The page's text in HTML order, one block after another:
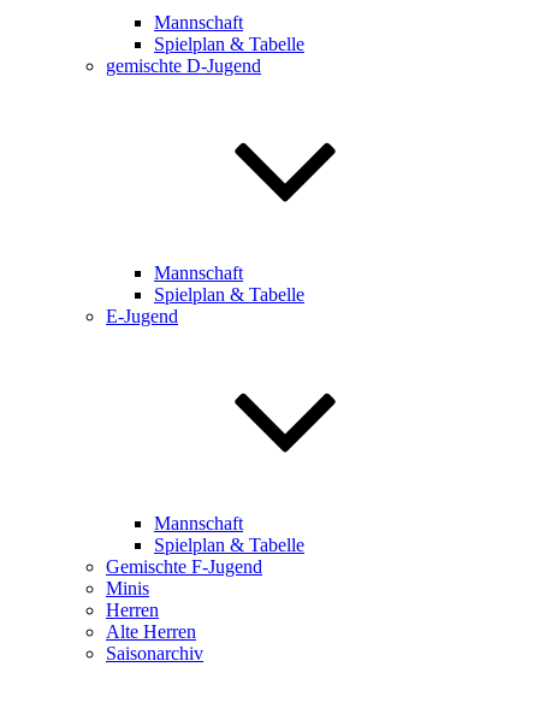
Mannschaft
Spielplan & Tabelle
gemischte D-Jugend
Mannschaft
Spielplan & Tabelle
E-Jugend
Mannschaft
Spielplan & Tabelle
Gemischte F-Jugend
Minis
Herren
Alte Herren
Saisonarchiv